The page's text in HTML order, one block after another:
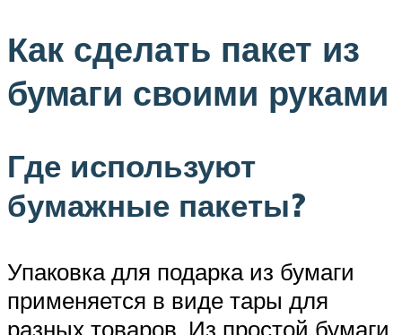
Как сделать пакет из
бумаги своими руками
Где используют
бумажные пакеты?
Упаковка для подарка из бумаги
применяется в виде тары для
разных товаров. Из простой бумаги